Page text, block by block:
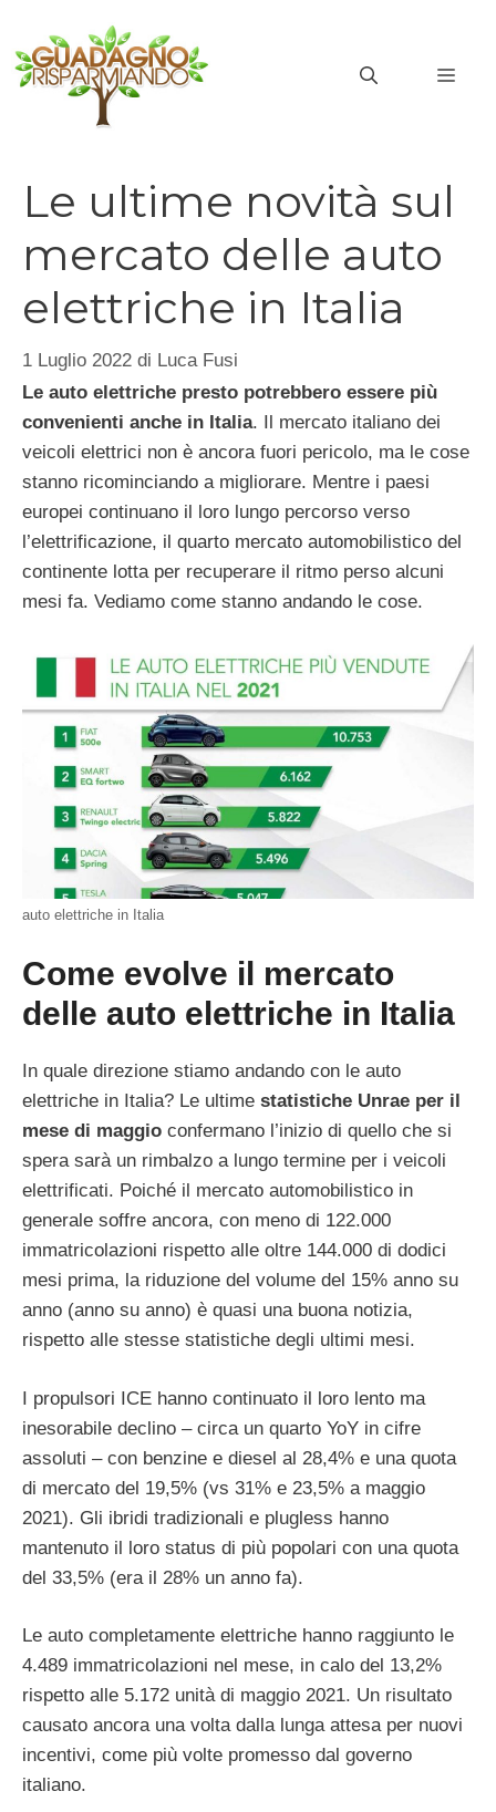
contenuto
Le ultime novità sul
mercato delle auto
elettriche in Italia
1 Luglio 2022 di Luca Fusi
Le auto elettriche presto potrebbero essere più
convenienti anche in Italia. Il mercato italiano dei
veicoli elettrici non è ancora fuori pericolo, ma le cose
stanno ricominciando a migliorare. Mentre i paesi
europei continuano il loro lungo percorso verso
l’elettrificazione, il quarto mercato automobilistico del
continente lotta per recuperare il ritmo perso alcuni
mesi fa. Vediamo come stanno andando le cose.
auto elettriche in Italia
Come evolve il mercato
delle auto elettriche in Italia
In quale direzione stiamo andando con le auto
elettriche in Italia? Le ultime statistiche Unrae per il
mese di maggio confermano l’inizio di quello che si
spera sarà un rimbalzo a lungo termine per i veicoli
elettrificati. Poiché il mercato automobilistico in
generale soffre ancora, con meno di 122.000
immatricolazioni rispetto alle oltre 144.000 di dodici
mesi prima, la riduzione del volume del 15% anno su
anno (anno su anno) è quasi una buona notizia,
rispetto alle stesse statistiche degli ultimi mesi.
I propulsori ICE hanno continuato il loro lento ma
inesorabile declino – circa un quarto YoY in cifre
assoluti – con benzine e diesel al 28,4% e una quota
di mercato del 19,5% (vs 31% e 23,5% a maggio
2021). Gli ibridi tradizionali e plugless hanno
mantenuto il loro status di più popolari con una quota
del 33,5% (era il 28% un anno fa).
Le auto completamente elettriche hanno raggiunto le
4.489 immatricolazioni nel mese, in calo del 13,2%
rispetto alle 5.172 unità di maggio 2021. Un risultato
causato ancora una volta dalla lunga attesa per nuovi
incentivi, come più volte promesso dal governo
italiano.